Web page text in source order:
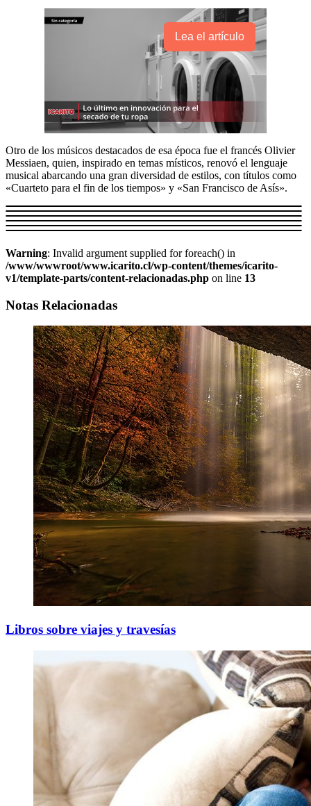
Lea el artículo
Otro de los músicos destacados de esa época fue el francés Olivier
Messiaen, quien, inspirado en temas místicos, renovó el lenguaje
musical abarcando una gran diversidad de estilos, con títulos como
«Cuarteto para el fin de los tiempos» y «San Francisco de Asís».
Warning: Invalid argument supplied for foreach() in
/www/wwwroot/www.icarito.cl/wp-content/themes/icarito-
v1/template-parts/content-relacionadas.php on line 13
Notas Relacionadas
Libros sobre viajes y travesías